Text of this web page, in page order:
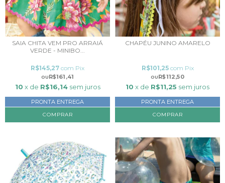
SAIA CHITA VEM PRO ARRAIÁ
VERDE - MINIBO...
R$161,41
R$145,27 com Pix
10 x de R$16,14 sem juros
PRONTA ENTREGA
COMPRAR
CHAPÉU JUNINO AMARELO
R$112,50
R$101,25 com Pix
10 x de R$11,25 sem juros
PRONTA ENTREGA